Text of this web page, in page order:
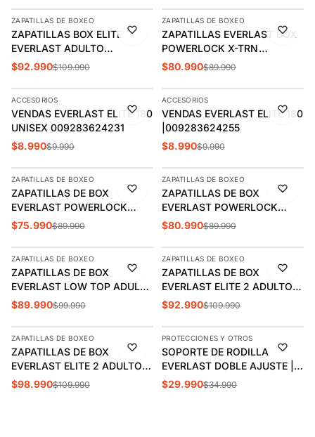
-15%
ÚLTIMAS 2
ZAPATILLAS DE BOXEO
ZAPATILLAS BOX ELITE
EVERLAST ADULTO
0092836233
$92.990$109.990
-10%
ZAPATILLAS DE BOXEO
ZAPATILLAS EVERLAST BOX
POWERLOCK X-TRN
ADULTO| 0092836251
$80.990$89.990
-10%
AGREGAR
ACCESORIOS
VENDAS EVERLAST ELITE 180
UNISEX 009283624231
$8.990$9.990
-10%
AGREGAR
ACCESORIOS
VENDAS EVERLAST ELITE 180
|009283624255
$8.990$9.990
-16%
AGREGAR
ZAPATILLAS DE BOXEO
ZAPATILLAS DE BOX
EVERLAST POWERLOCK
ADULTO 009283625
$75.990$89.990
-10%
AGREGAR
ZAPATILLAS DE BOXEO
ZAPATILLAS DE BOX
EVERLAST POWERLOCK
ADULTO 009283625
$80.990$89.990
-10%
AGREGAR
ZAPATILLAS DE BOXEO
ZAPATILLAS DE BOX
EVERLAST LOW TOP ADULTO
0092836126
$89.990$99.990
-15%
AGREGAR
ZAPATILLAS DE BOXEO
ZAPATILLAS DE BOX
EVERLAST ELITE 2 ADULTO
009283623
$92.990$109.990
-10%
AGREGAR
ZAPATILLAS DE BOXEO
ZAPATILLAS DE BOX
EVERLAST ELITE 2 ADULTO
009283623
$98.990$109.990
-14%
AGREGAR
PROTECCIONES Y OTROS
SOPORTE DE RODILLA
EVERLAST DOBLE AJUSTE |
841212128089
$29.990$34.990